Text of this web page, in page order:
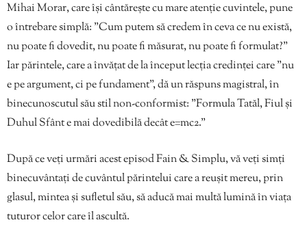
Mihai Morar, care își cântărește cu mare atenție cuvintele, pune
o întrebare simplă: ”Cum putem să credem în ceva ce nu există,
nu poate fi dovedit, nu poate fi măsurat, nu poate fi formulat?”
Iar părintele, care a învățat de la început lecția credinței care ”nu
e pe argument, ci pe fundament”, dă un răspuns magistral, în
binecunoscutul său stil non-conformist: ”Formula Tatăl, Fiul și
Duhul Sfânt e mai dovedibilă decât e=mc2.”
După ce veți urmări acest episod Fain & Simplu, vă veți simți
binecuvântați de cuvântul părintelui care a reușit mereu, prin
glasul, mintea și sufletul său, să aducă mai multă lumină în viața
tuturor celor care îl ascultă.